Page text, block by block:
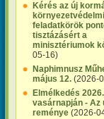
Kérés az új
környezetvédelmi
feladatkörök
tisztázásért a
minisztériumok
05-16)
Naphimnusz
május 12. (2026-
Elmélkedés
vasárnapján - Az
reménye (2026-